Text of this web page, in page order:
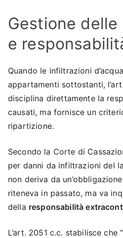
Gestione
e
Quando le infiltrazioni
appartamenti sottostanti,
disciplina direttamente la
causati, ma fornisce un
ripartizione.
Secondo la Corte di
per danni da infiltrazioni del
non deriva da
riteneva in passato, ma va
della responsabilità
L’art. 2051 c.c. stabilisce che